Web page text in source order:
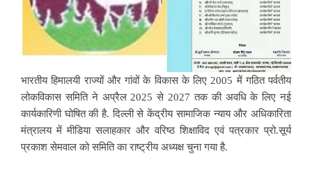
भारतीय हिमालयी राज्यों और गांवों के विकास के लिए 2005 में गठित पर्वतीय
लोकविकास समिति ने अप्रैल 2025 से 2027 तक की अवधि के लिए नई
कार्यकारिणी घोषित की है. दिल्ली से केंद्रीय सामाजिक न्याय और अधिकारिता
मंत्रालय में मीडिया सलाहकार और वरिष्ठ शिक्षाविद एवं पत्रकार प्रो.सूर्य
प्रकाश सेमवाल को समिति का राष्ट्रीय अध्यक्ष चुना गया है.